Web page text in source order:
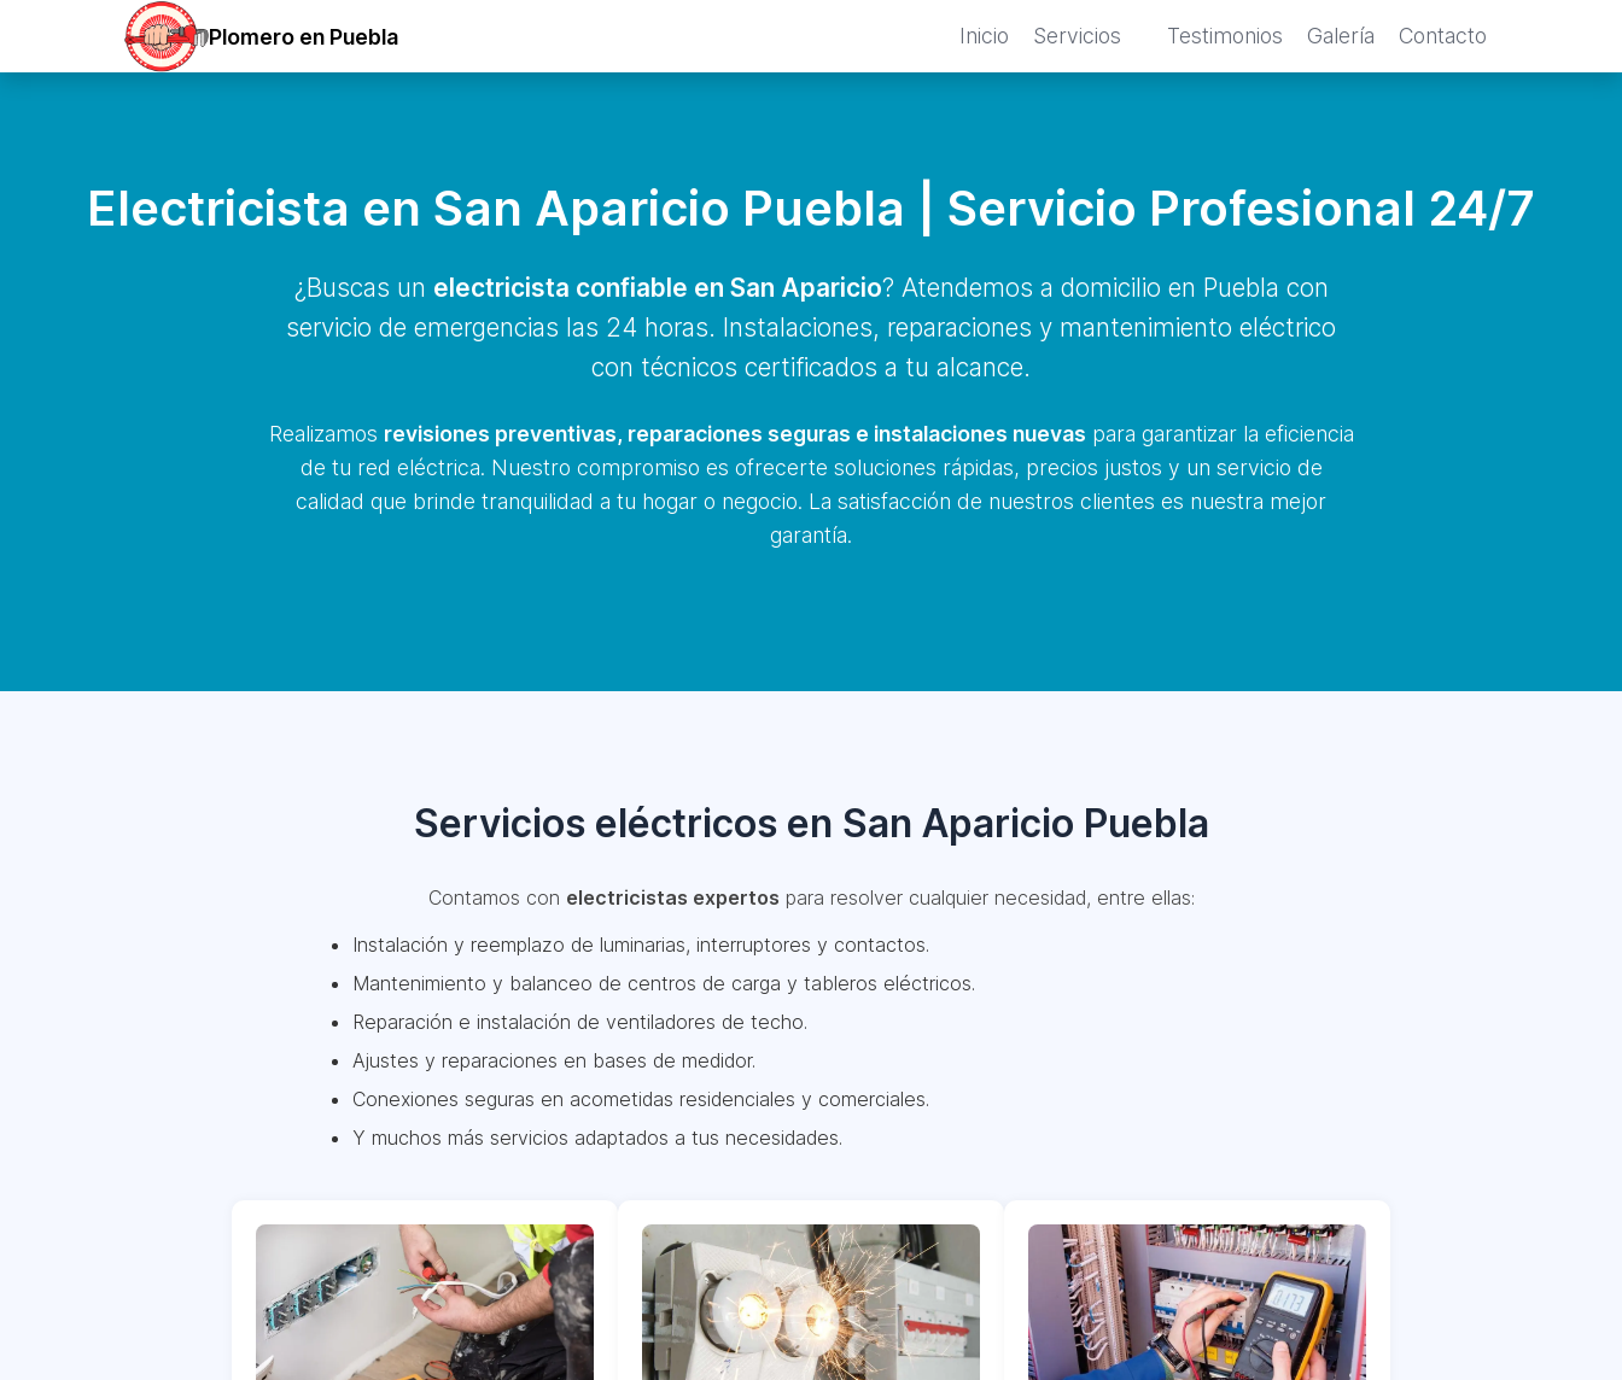
Plomero en Puebla Inicio Servicios Testimonios Galería Contacto
Electricista en San Aparicio Puebla | Servicio Profesional 24/7
¿Buscas un electricista confiable en San Aparicio? Atendemos a domicilio en Puebla con
servicio de emergencias las 24 horas. Instalaciones, reparaciones y mantenimiento eléctrico
con técnicos certificados a tu alcance.
Realizamos revisiones preventivas, reparaciones seguras e instalaciones nuevas para garantizar la eficiencia
de tu red eléctrica. Nuestro compromiso es ofrecerte soluciones rápidas, precios justos y un servicio de
calidad que brinde tranquilidad a tu hogar o negocio. La satisfacción de nuestros clientes es nuestra mejor
garantía.
Servicios eléctricos en San Aparicio Puebla
Contamos con electricistas expertos para resolver cualquier necesidad, entre ellas:
Instalación y reemplazo de luminarias, interruptores y contactos.
Mantenimiento y balanceo de centros de carga y tableros eléctricos.
Reparación e instalación de ventiladores de techo.
Ajustes y reparaciones en bases de medidor.
Conexiones seguras en acometidas residenciales y comerciales.
Y muchos más servicios adaptados a tus necesidades.